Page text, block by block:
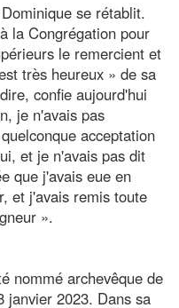
se rétablit.
la Congrégation pour
le remercient et
très heureux » de sa
confie aujourd'hui
je n'avais pas
acceptation
et je n'avais pas dit
que j'avais eue en
et j'avais remis toute
».
nommé archevêque de
janvier 2023. Dans sa